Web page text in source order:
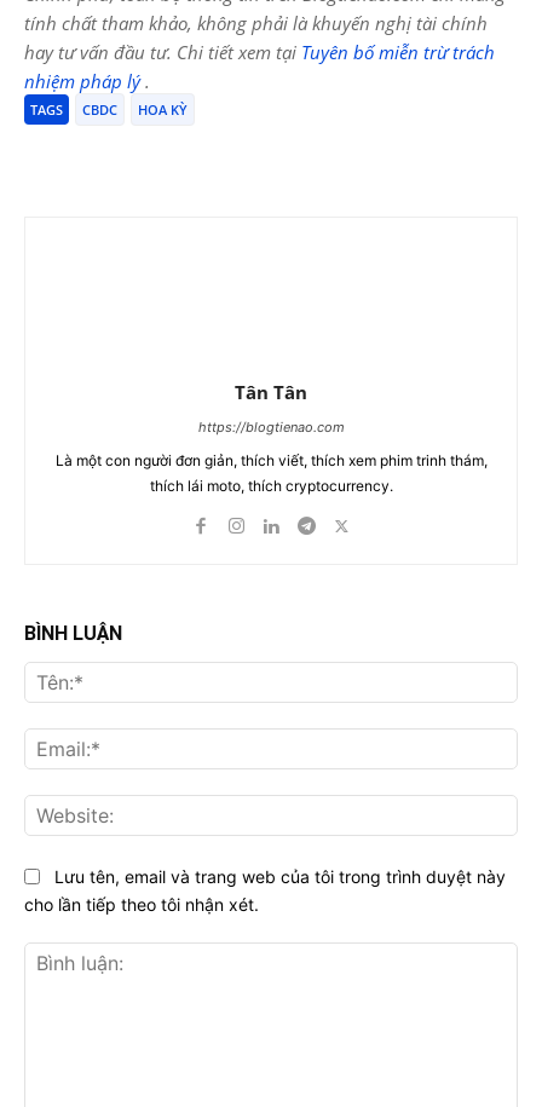
tính chất tham khảo, không phải là khuyến nghị tài chính
hay tư vấn đầu tư. Chi tiết xem tại Tuyên bố miễn trừ trách
nhiệm pháp lý.
TAGS CBDC HOA KỲ
Tân Tân
https://blogtienao.com
Là một con người đơn giản, thích viết, thích xem phim trinh thám,
thích lái moto, thích cryptocurrency.
BÌNH LUẬN
Lưu tên, email và trang web của tôi trong trình duyệt này
cho lần tiếp theo tôi nhận xét.